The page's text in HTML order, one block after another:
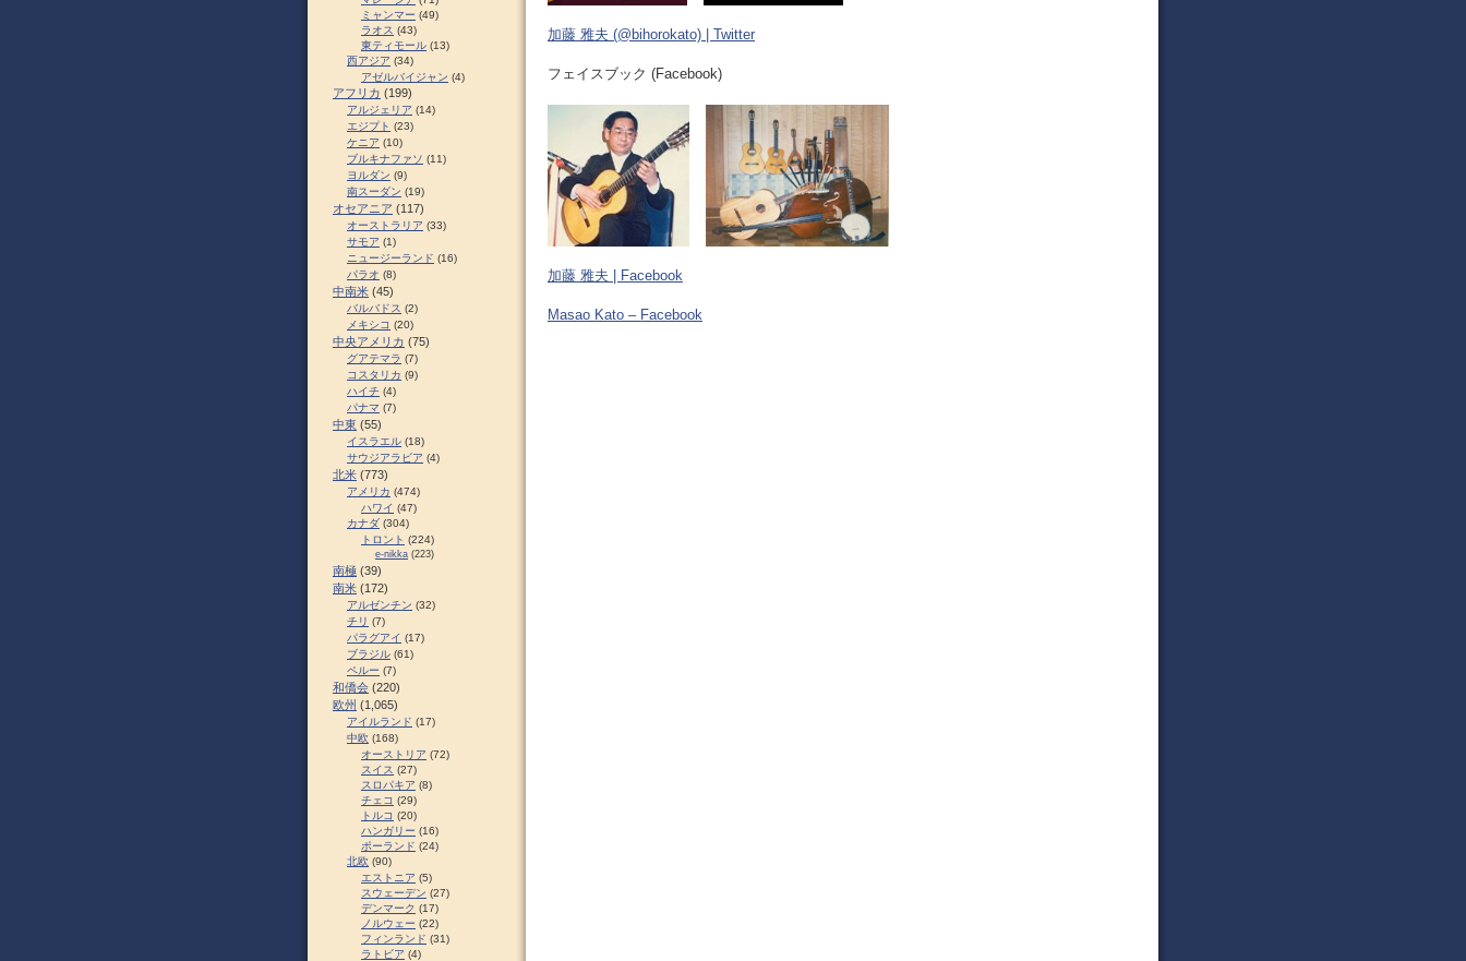
加藤 雅夫 (@bihorokato) | Twitter
フェイスブック (Facebook)
加藤 雅夫 | Facebook
Masao Kato – Facebook
ミャンマー (49)
ラオス (43)
東ティモール (13)
西アジア (34)
アゼルバイジャン (4)
アフリカ (199)
アルジェリア (14)
エジプト (23)
ケニア (10)
ブルキナファソ (11)
ヨルダン (9)
南スーダン (19)
オセアニア (117)
オーストラリア (33)
サモア (1)
ニュージーランド (16)
パラオ (8)
中南米 (45)
バルバドス (2)
メキシコ (20)
中央アメリカ (75)
グアテマラ (7)
コスタリカ (9)
ハイチ (4)
パナマ (7)
中東 (55)
イスラエル (18)
サウジアラビア (4)
北米 (773)
アメリカ (474)
ハワイ (47)
カナダ (304)
トロント (224)
e-nikka (223)
南極 (39)
南米 (172)
アルゼンチン (32)
チリ (7)
パラグアイ (17)
ブラジル (61)
ペルー (7)
和僑会 (220)
欧州 (1,065)
アイルランド (17)
中欧 (168)
オーストリア (72)
スイス (27)
スロパキア (8)
チェコ (29)
トルコ (20)
ハンガリー (16)
ポーランド (24)
北欧 (90)
エストニア (5)
スウェーデン (27)
デンマーク (17)
ノルウェー (22)
フィンランド (31)
ラトビア (4)